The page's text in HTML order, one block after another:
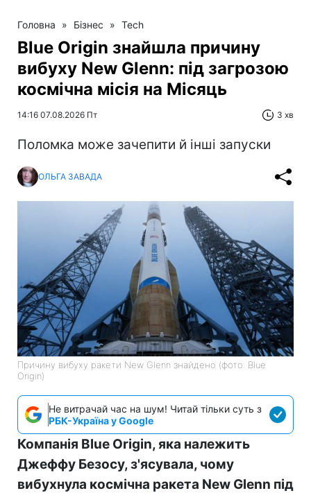
Головна » Бізнес » Tech
Blue Origin знайшла причину
вибуху New Glenn: під загрозою
космічна місія на Місяць
14:16 07.08.2026 Пт 3 хв
Поломка може зачепити й інші запуски
ОЛЬГА ЗАВАДА
Причину вибуху ракети New Glenn знайдено (фото: Blue
Origin)
Не витрачай час на шум! Читай тільки суть з
РБК-Україна у Google
Компанія Blue Origin, яка належить
Джеффу Безосу, з'ясувала, чому
вибухнула космічна ракета New Glenn під